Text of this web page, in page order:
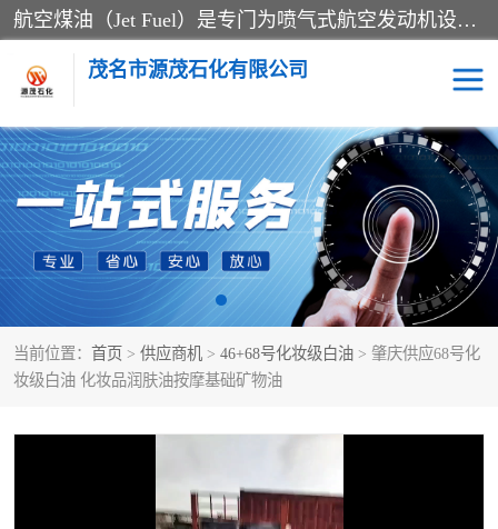
航空煤油（Jet Fuel）是专门为喷气式航空发动机设计的高纯度燃料，主要分为Jet A、Jet A-1和Jet B等类型。其特点是闪点高、低温流动性好，并添加了抗静电剂和抗氧化剂以确保飞行安全。航空煤油需
茂名市源茂石化有限公司
当前位置： 首页 > 供应商机 > 46+68号化妆级白油 > 肇庆供应68号化
妆级白油 化妆品润肤油按摩基础矿物油
RP3航空煤油 D20+D30溶剂油
D40+D60溶剂油 D80+D100溶剂油
6号+120号溶剂油 260号溶剂油
异构烷烃 天然乳胶